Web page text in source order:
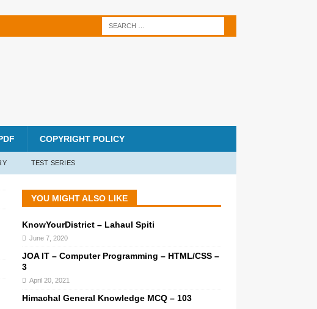
COPYRIGHT POLICY
TEST SERIES
YOU MIGHT ALSO LIKE
KnowYourDistrict – Lahaul Spiti
June 7, 2020
JOA IT – Computer Programming – HTML/CSS –
3
April 20, 2021
Himachal General Knowledge MCQ – 103